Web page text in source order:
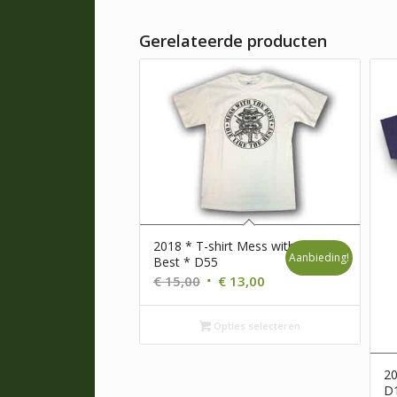
Gerelateerde producten
2018 * T-shirt Mess with the
Best * D55
€15,00 Oorspronkelijke
prijs
was:
€ 15,00.
€ 13,00 Huidige
prijs
is:
€ 13,00.
Aanbieding!
Opties selecteren